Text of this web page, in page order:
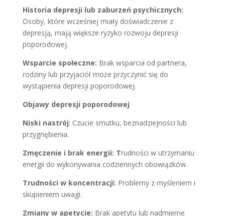
Historia depresji lub zaburzeń psychicznych:
Osoby, które wcześniej miały doświadczenie z
depresją, mają większe ryzyko rozwoju depresji
poporodowej.
Wsparcie społeczne: Brak wsparcia od partnera,
rodziny lub przyjaciół może przyczynić się do
wystąpienia depresji poporodowej.
Objawy depresji poporodowej
Niski nastrój: Czucie smutku, beznadziejności lub
przygnębienia.
Zmęczenie i brak energii: Trudności w utrzymaniu
energii do wykonywania codziennych obowiązków.
Trudności w koncentracji: Problemy z myśleniem i
skupieniem uwagi.
Zmiany w apetycie: Brak apetytu lub nadmierne